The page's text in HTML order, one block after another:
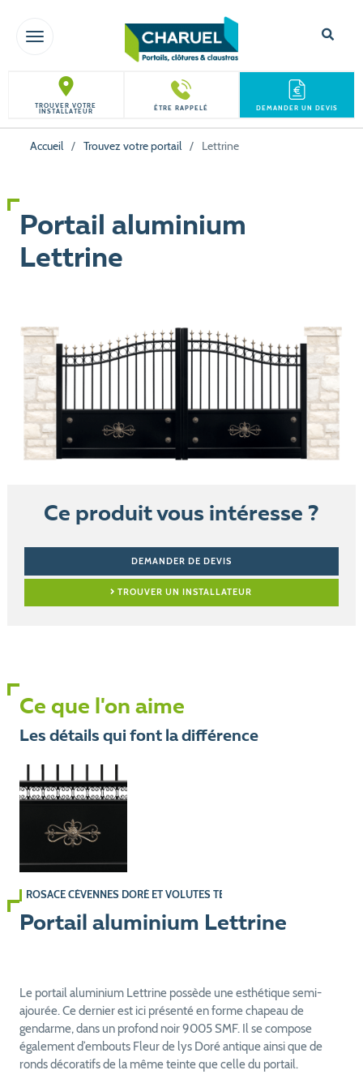
TOGGLE NAVIGATION
TROUVER VOTRE
INSTALLATEUR ÊTRE RAPPELÉ DEMANDER UN DEVIS
Accueil / Trouvez votre portail / Lettrine
Portail aluminium
Lettrine
Ce produit vous intéresse ?
DEMANDER DE DEVIS
TROUVER UN INSTALLATEUR
Ce que l'on aime
Les détails qui font la différence
ROSACE CÉVENNES DORÉ ET VOLUTES TEINTE PORTAIL
Portail aluminium Lettrine
Le portail aluminium Lettrine possède une esthétique semi-
ajourée. Ce dernier est ici présenté en forme chapeau de
gendarme, dans un profond noir 9005 SMF. Il se compose
également d’embouts Fleur de lys Doré antique ainsi que de
ronds décoratifs de la même teinte que celle du portail.